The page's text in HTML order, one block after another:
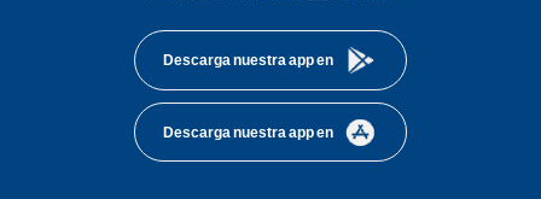
Descarga nuestra app en
Descarga nuestra app en